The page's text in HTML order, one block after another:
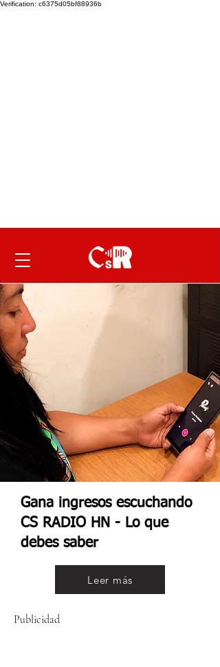
Verification: c6375d05bf88936b
Gana ingresos escuchando
CS RADIO HN - Lo que
debes saber
Leer más
Publicidad